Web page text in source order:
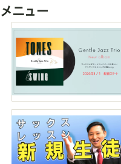
メニュー